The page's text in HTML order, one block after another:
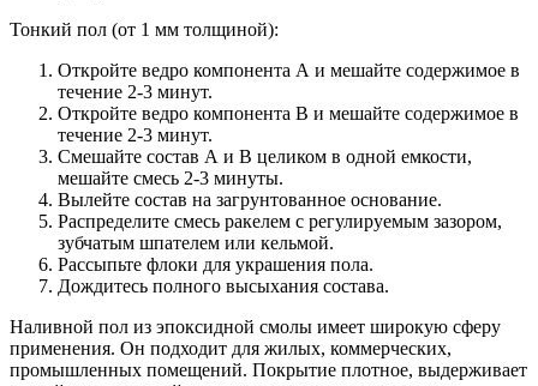
Тонкий пол (от 1 мм толщиной):
Откройте ведро компонента А и мешайте содержимое в
течение 2-3 минут.
Откройте ведро компонента В и мешайте содержимое в
течение 2-3 минут.
Смешайте состав А и В целиком в одной емкости,
мешайте смесь 2-3 минуты.
Вылейте состав на загрунтованное основание.
Распределите смесь ракелем с регулируемым зазором,
зубчатым шпателем или кельмой.
Рассыпьте флоки для украшения пола.
Дождитесь полного высыхания состава.
Наливной пол из эпоксидной смолы имеет широкую сферу
применения. Он подходит для жилых, коммерческих,
промышленных помещений. Покрытие плотное, выдерживает